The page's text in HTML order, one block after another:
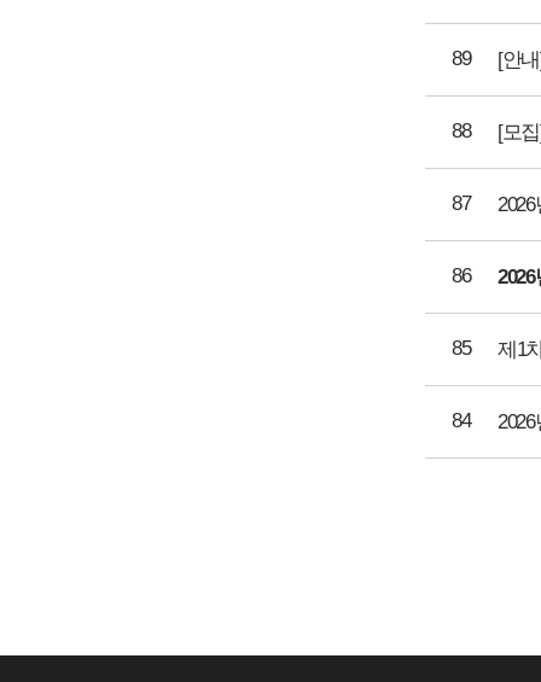
89 [안
88 [모
87
86
85 제1
84